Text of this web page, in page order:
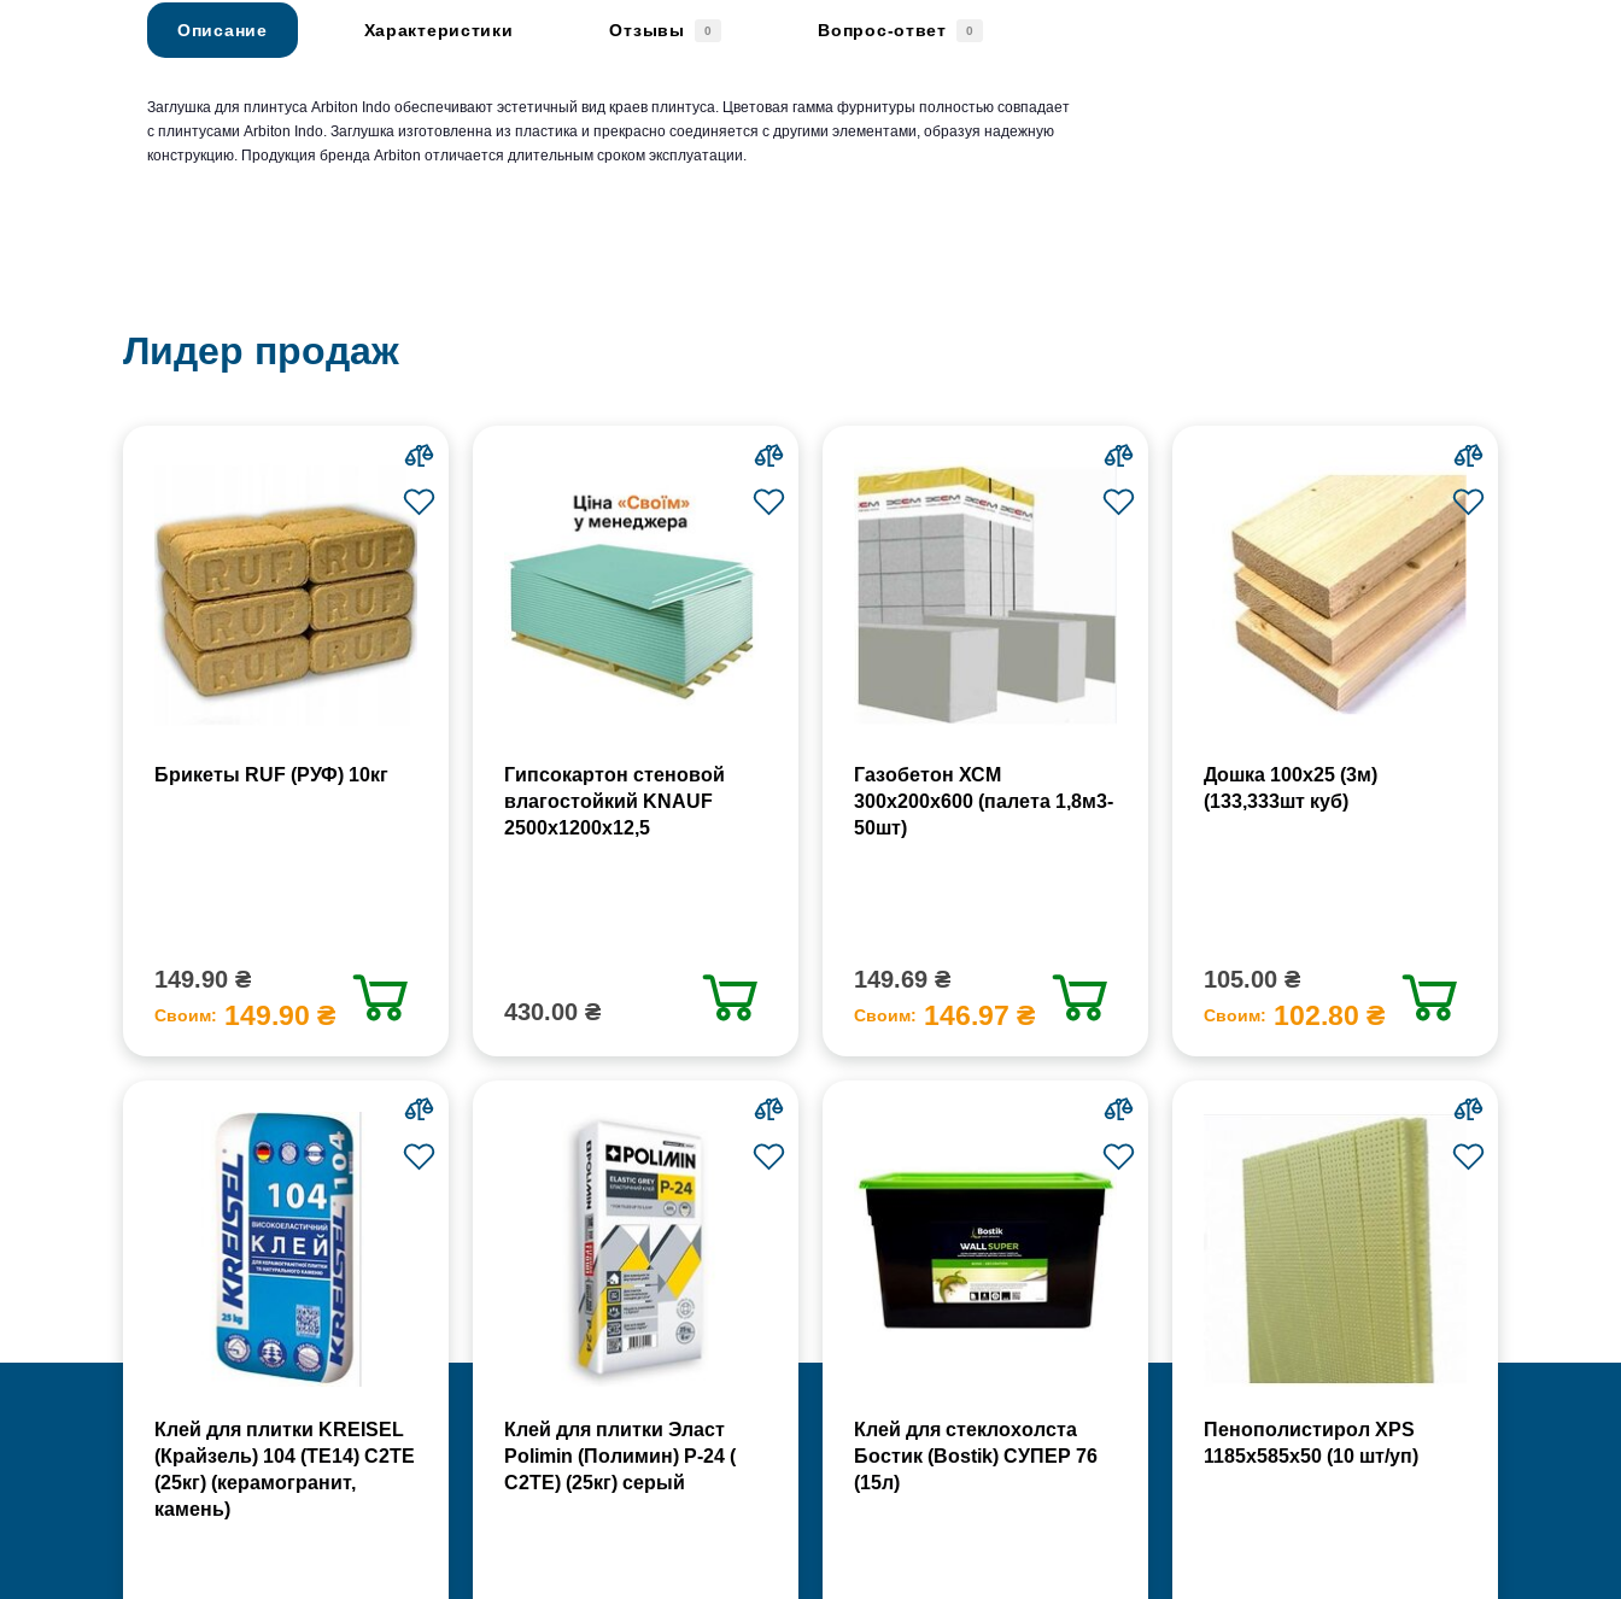
Описание Характеристики Отзывы 0 Вопрос-ответ 0
Заглушка для плинтуса Arbiton Indo обеспечивают эстетичный вид краев плинтуса. Цветовая гамма фурнитуры полностью совпадает
с плинтусами Arbiton Indo. Заглушка изготовленна из пластика и прекрасно соединяется с другими элементами, образуя надежную
конструкцию. Продукция бренда Arbiton отличается длительным сроком эксплуатации.
Лидер продаж
Брикеты RUF (РУФ) 10кг
149.90 ₴
Своим: 149.90 ₴
Гипсокартон стеновой
влагостойкий KNAUF
2500х1200х12,5
430.00 ₴
Газобетон ХСМ
300x200x600 (палета 1,8м3-
50шт)
149.69 ₴
Своим: 146.97 ₴
Дошка 100х25 (3м)
(133,333шт куб)
105.00 ₴
Своим: 102.80 ₴
Клей для плитки KREISEL
(Крайзель) 104 (ТЕ14) С2TE
(25кг) (керамогранит,
камень)
Клей для плитки Эласт
Polimin (Полимин) Р-24 (
С2ТЕ) (25кг) серый
Клей для стеклохолста
Бостик (Bostik) СУПЕР 76
(15л)
Пенополистирол XPS
1185х585х50 (10 шт/уп)